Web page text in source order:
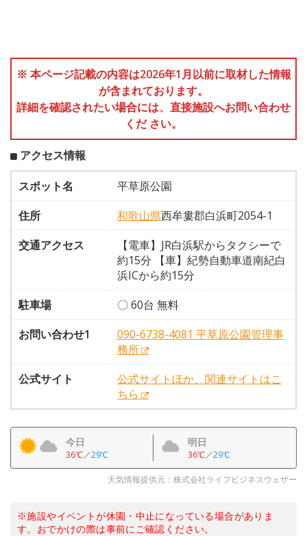
※ 本ページ記載の内容は2026年1月以前に取材した情報
が含まれております。
詳細を確認されたい場合には、直接施設へお問い合わせ
くだ さい。
アクセス情報
スポット名
平草原公園
住所
和歌山県西牟婁郡白浜町2054-1
交通アクセス
【電車】JR白浜駅からタクシーで
約15分 【車】紀勢自動車道南紀白
浜ICから約15分
駐車場
〇 60台 無料
お問い合わせ1
090-6738-4081 平草原公園管理事
務所
公式サイト
公式サイトほか、関連サイトはこ
ちら
今日
36℃／29℃
明日
36℃／29℃
天気情報提供元：株式会社ライフビジネスウェザー
※施設やイベントが休園・中止になっている場合がありま
す。おでかけの際は事前にご確認ください。